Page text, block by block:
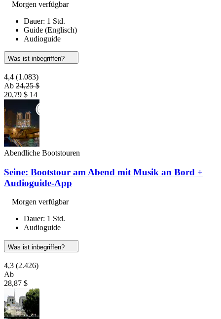
Morgen verfügbar
Dauer: 1 Std.
Guide (Englisch)
Audioguide
Was ist inbegriffen?
4,4 (1.083)
Ab 24,25 $
20,79 $ 14
Abendliche Bootstouren
Seine: Bootstour am Abend mit Musik an Bord +
Audioguide-App
Morgen verfügbar
Dauer: 1 Std.
Audioguide
Was ist inbegriffen?
4,3 (2.426)
Ab
28,87 $